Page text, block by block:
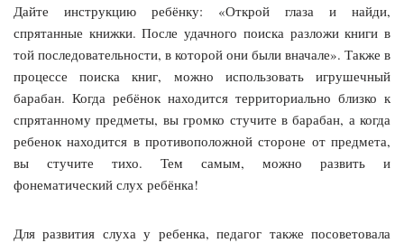
Дайте инструкцию ребёнку: «Открой глаза и найди,
спрятанные книжки. После удачного поиска разложи книги в
той последовательности, в которой они были вначале». Также в
процессе поиска книг, можно использовать игрушечный
барабан. Когда ребёнок находится территориально близко к
спрятанному предметы, вы громко стучите в барабан, а когда
ребенок находится в противоположной стороне от предмета,
вы стучите тихо. Тем самым, можно развить и
фонематический слух ребёнка!
Для развития слуха у ребенка, педагог также посоветовала